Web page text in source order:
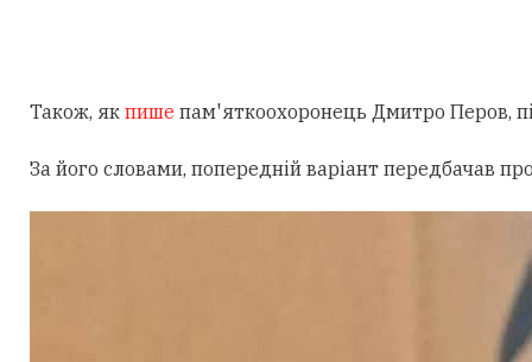
Також, як пише пам'яткоохоронець Дмитро Перов,
За його словами, попередній варіант передбачав